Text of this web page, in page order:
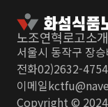
노조연혁로고소개
서울시 동작구 장
전화02)2632-4754
이메일
Copyright © 2024